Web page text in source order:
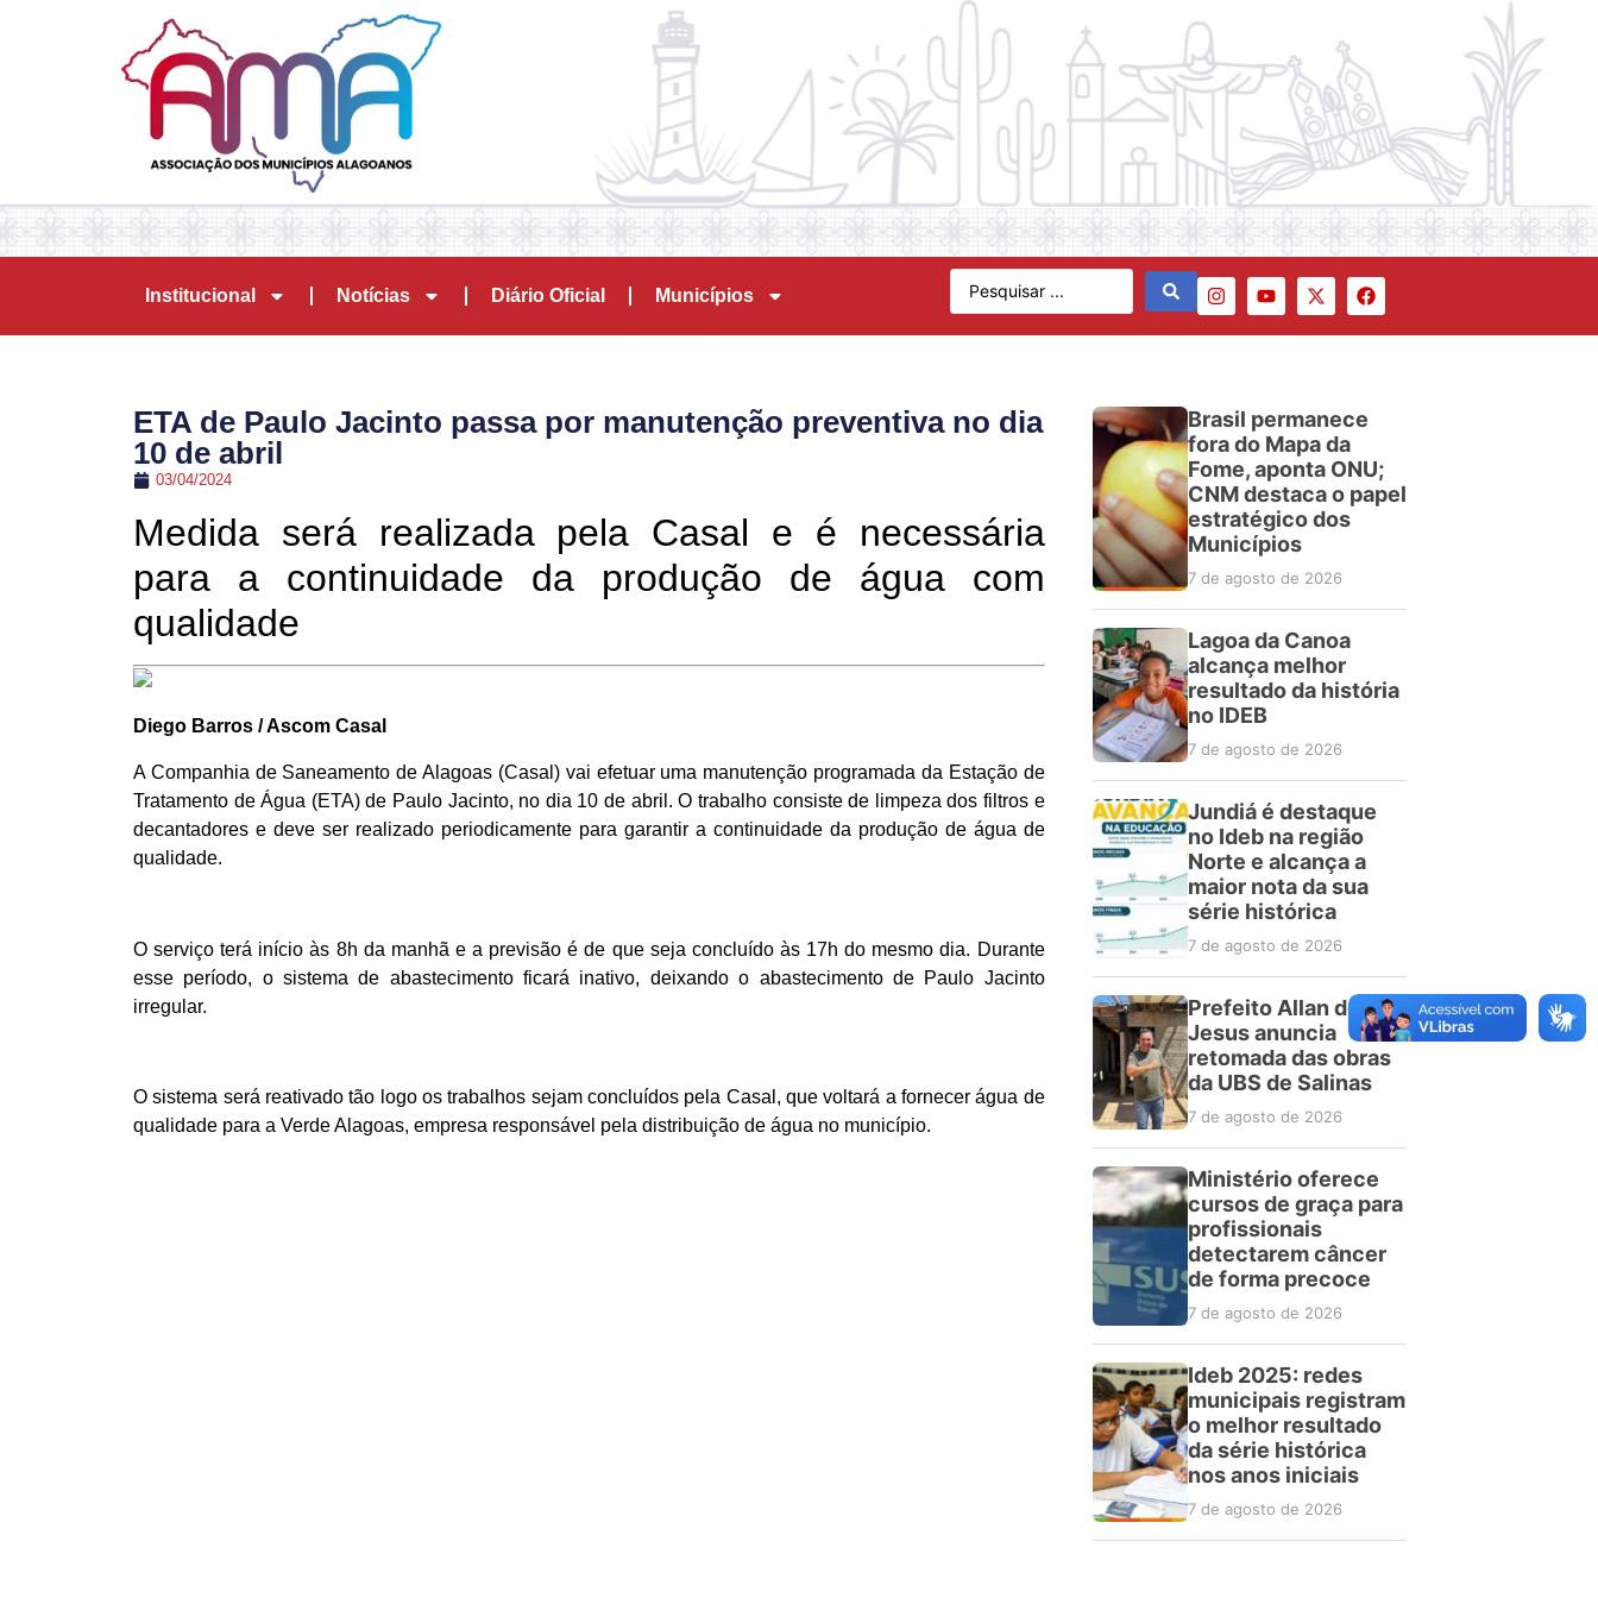
Institucional Notícias Diário Oficial Municípios
ETA de Paulo Jacinto passa por manutenção preventiva no dia
10 de abril
03/04/2024
Medida será realizada pela Casal e é necessária
para a continuidade da produção de água com
qualidade
Diego Barros / Ascom Casal
A Companhia de Saneamento de Alagoas (Casal) vai efetuar uma manutenção programada da Estação de
Tratamento de Água (ETA) de Paulo Jacinto, no dia 10 de abril. O trabalho consiste de limpeza dos filtros e
decantadores e deve ser realizado periodicamente para garantir a continuidade da produção de água de
qualidade.
O serviço terá início às 8h da manhã e a previsão é de que seja concluído às 17h do mesmo dia. Durante
esse período, o sistema de abastecimento ficará inativo, deixando o abastecimento de Paulo Jacinto
irregular.
O sistema será reativado tão logo os trabalhos sejam concluídos pela Casal, que voltará a fornecer água de
qualidade para a Verde Alagoas, empresa responsável pela distribuição de água no município.
Brasil permanece
fora do Mapa da
Fome, aponta ONU;
CNM destaca o papel
estratégico dos
Municípios
7 de agosto de 2026
Lagoa da Canoa
alcança melhor
resultado da história
no IDEB
7 de agosto de 2026
Jundiá é destaque
no Ideb na região
Norte e alcança a
maior nota da sua
série histórica
7 de agosto de 2026
Prefeito Allan de
Jesus anuncia
retomada das obras
da UBS de Salinas
7 de agosto de 2026
Ministério oferece
cursos de graça para
profissionais
detectarem câncer
de forma precoce
7 de agosto de 2026
Ideb 2025: redes
municipais registram
o melhor resultado
da série histórica
nos anos iniciais
7 de agosto de 2026